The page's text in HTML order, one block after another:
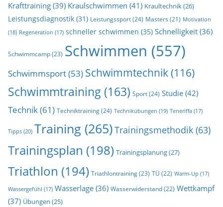
Krafttraining (39) Kraulschwimmen (41) Kraultechnik(26)
Leistungsdiagnostik (31) Leistungssport(24) Masters (21) Motivation
(18) Regeneration (17) schneller schwimmen (35) Schnelligkeit (36)
Schwimmcamp(23) Schwimmen (557)
Schwimmsport(53) Schwimmtechnik(116)
Schwimmtraining (163) Sport(24) Studie (42)
Technik(61) Techniktraining(24) Technikübungen (19) Teneriffa (17)
Tipps (20) Training (265)Trainingsmethodik (63)
Trainingsplan (198) Trainingsplanung(27)
Triathlon (194) Triathlontraining(23) TÜ (22) Warm-Up (17)
Wassergefühl (17) Wasserlage (36) Wasserwiderstand(22) Wettkampf
(37) Übungen (25)